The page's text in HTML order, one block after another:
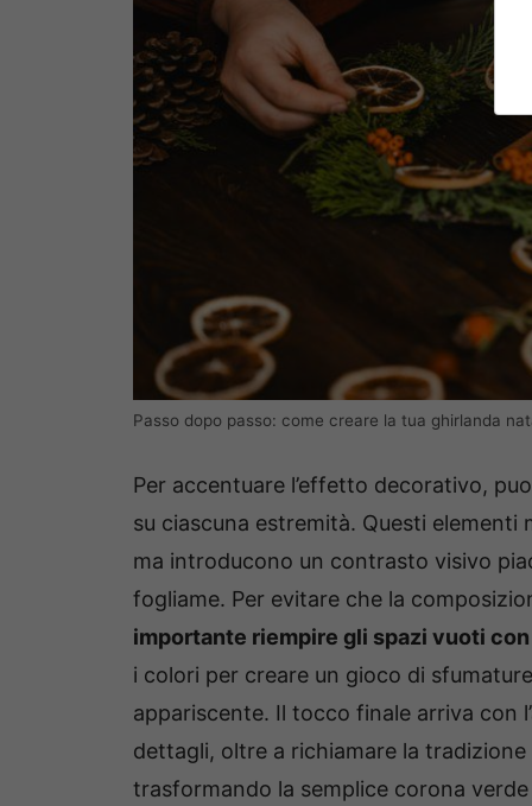
Passo dopo passo: come creare la tua ghirlanda
Per accentuare l’effetto decorativo,
su ciascuna estremità. Questi
ma introducono un contrasto visivo
fogliame. Per evitare che la
importante riempire gli spazi vuoti
i colori per creare un gioco di
appariscente. Il tocco finale arriva con
dettagli, oltre a richiamare la
trasformando la semplice corona